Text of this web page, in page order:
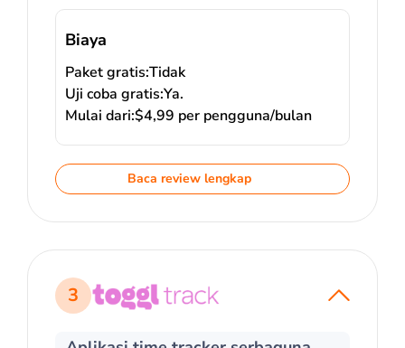
Biaya
Paket gratis:Tidak
Uji coba gratis:Ya.
Mulai dari:$4,99 per pengguna/bulan
Baca review lengkap
3